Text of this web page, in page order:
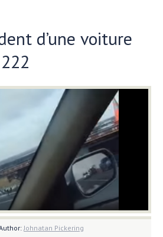
d’une voiture
Johnatan Pickering